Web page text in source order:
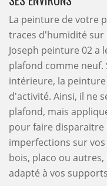
La peinture de votre
traces d'humidité sur
Joseph peinture 02
plafond comme neuf.
intérieure, la
d'activité. Ainsi, il ne
plafond, mais
pour faire
imperfections sur
bois, placo ou
adapté à vos